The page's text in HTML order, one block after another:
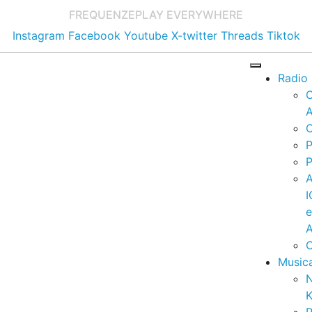
FREQUENZEPLAY EVERYWHERE
Instagram Facebook Youtube X-twitter Threads Tiktok
Radio
e